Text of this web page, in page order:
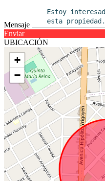
Mensaje
Enviar
UBICACIÓN
+
−